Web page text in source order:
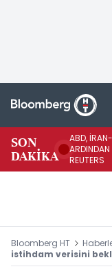
SON
DAKİKA
ABD,
REUTERS
Bloomberg HT
istihdam verisini